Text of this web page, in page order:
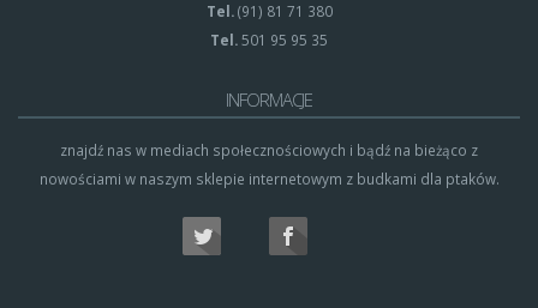
Tel.(91) 81 71 380
Tel.501 95 95 35
INFORMACJE
znajdź nas w mediach społecznościowych i bądź na bieżąco z
nowościami w naszym sklepie internetowym z budkami dla ptaków.